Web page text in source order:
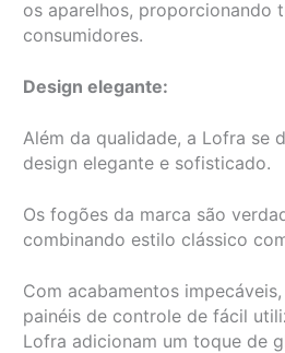
os aparelhos, proporcionando
consumidores.
Design elegante:
Além da qualidade, a Lofra se
design elegante e sofisticado.
Os fogões da marca são
combinando estilo clássico
Com acabamentos
painéis de controle de fácil
Lofra adicionam um toque de